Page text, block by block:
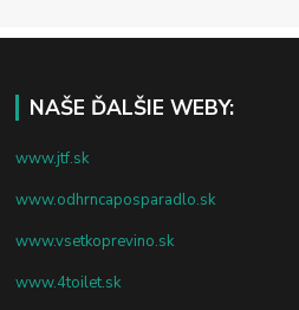
NAŠE ĎALŠIE WEBY:
www.jtf.sk
www.odhrncaposparadlo.sk
www.vsetkoprevino.sk
www.4toilet.sk